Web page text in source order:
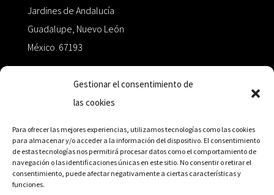
Gestionar el consentimiento de
las cookies
Para ofrecer las mejores experiencias, utilizamos tecnologías como las cookies
para almacenar y/o acceder a la información del dispositivo. El consentimiento
de estas tecnologías nos permitirá procesar datos como el comportamiento de
navegación o las identificaciones únicas en este sitio. No consentir o retirar el
consentimiento, puede afectar negativamente a ciertas características y
funciones.
Jardines de Andalucía
Guadalupe, Nuevo León
México 67193
+52 811.499.5638
RED DE DISTRIBUCIÓN